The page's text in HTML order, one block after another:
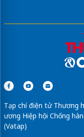
Tạp chí điện tử Thương
ương Hiệp hội Chống
(Vatap)